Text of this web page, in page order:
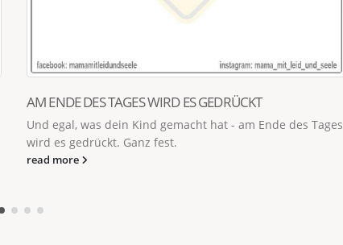
AM ENDE DES TAGES WIRD ES GEDRÜCKT
Und egal, was dein Kind gemacht hat - am Ende des Tages
wird es gedrückt. Ganz fest.
read more